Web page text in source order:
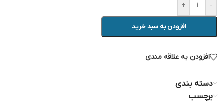
-
+
افزودن به سبد خرید
افزودن به علاقه مندی
دسته بندی
برچسب